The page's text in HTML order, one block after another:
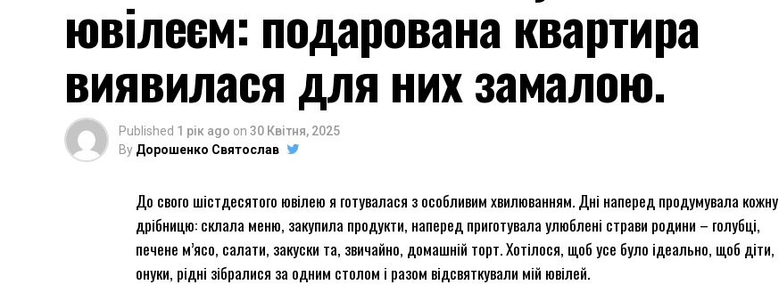
ювілеєм: подарована квартира
виявилася для них замалою.
Published 1 рік ago on 30 Квітня, 2025
By Дорошенко Святослав
До свого шістдесятого ювілею я готувалася з особливим хвилюванням. Дні наперед продумувала кожну
дрібницю: склала меню, закупила продукти, наперед приготувала улюблені страви родини – голубці,
печене м’ясо, салати, закуски та, звичайно, домашній торт. Хотілося, щоб усе було ідеально, щоб діти,
онуки, рідні зібралися за одним столом і разом відсвяткували мій ювілей.